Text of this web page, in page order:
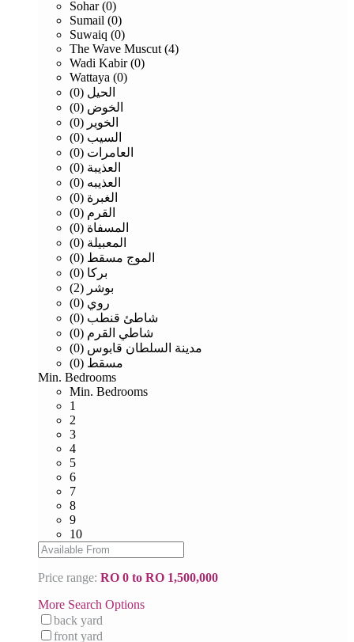
Sohar (0)
Sumail (0)
Suwaiq (0)
The Wave Muscut (4)
Wadi Kabir (0)
Wattaya (0)
الحيل (0)
الخوض (0)
الخوير (0)
السيب (0)
العامرات (0)
العذيبة (0)
العذيبه (0)
الغبرة (0)
القرم (0)
المسفاة (0)
المعبيلة (0)
الموج مسقط (0)
بركا (0)
بوشر (2)
روي (0)
شاطئ قنطب (0)
شاطي القرم (0)
مدينة السلطان قابوس (0)
مسقط (0)
Min. Bedrooms
Min. Bedrooms
1
2
3
4
5
6
7
8
9
10
Price range: RO 0 to RO 1,500,000
More Search Options
back yard
front yard